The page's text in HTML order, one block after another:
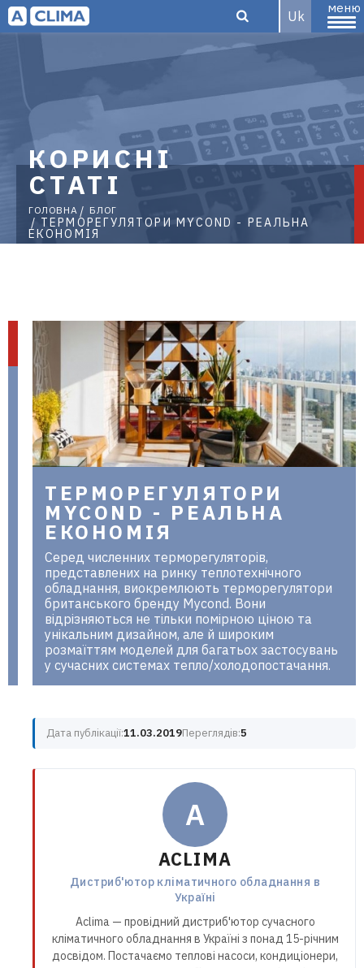
Aclima –
дистриб'ютор
кліматичного
обладнання
в Україні
Uk
меню
КОРИСНІ
СТАТІ
ГОЛОВНА БЛОГ
ТЕРМОРЕГУЛЯТОРИ MYCOND - РЕАЛЬНА
ЕКОНОМІЯ
ТЕРМОРЕГУЛЯТОРИ
MYCOND - РЕАЛЬНА
ЕКОНОМІЯ
Серед численних терморегуляторів,
представлених на ринку теплотехнічного
обладнання, виокремлюють терморегулятори
британського бренду Mycond. Вони
відрізняються не тільки помірною ціною та
унікальним дизайном, але й широким
розмаїттям моделей для багатьох застосувань
у сучасних системах тепло/холодопостачання.
Дата публікації:11.03.2019Переглядів:5
A
ACLIMA
Дистриб'ютор кліматичного обладнання в
Україні
Aclima — провідний дистриб'ютор сучасного
кліматичного обладнання в Україні з понад 15-річним
досвідом. Постачаємо теплові насоси, кондиціонери,